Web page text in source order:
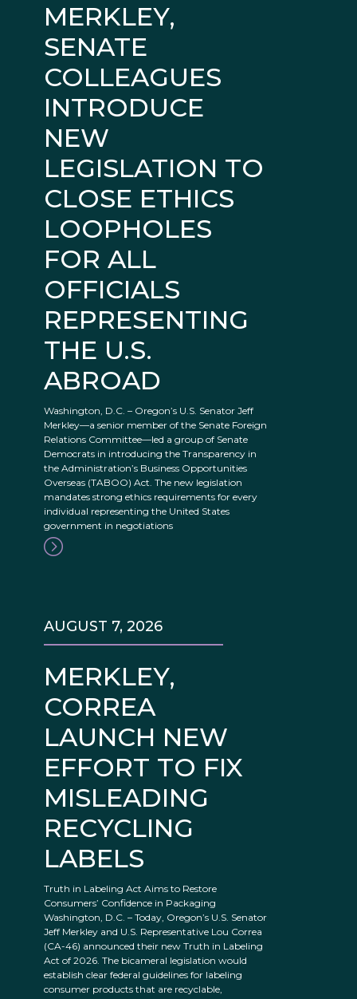
MERKLEY,
SENATE
COLLEAGUES
INTRODUCE
NEW
LEGISLATION TO
CLOSE ETHICS
LOOPHOLES
FOR ALL
OFFICIALS
REPRESENTING
THE U.S.
ABROAD
Washington, D.C. – Oregon’s U.S. Senator Jeff
Merkley—a senior member of the Senate Foreign
Relations Committee—led a group of Senate
Democrats in introducing the Transparency in
the Administration’s Business Opportunities
Overseas (TABOO) Act. The new legislation
mandates strong ethics requirements for every
individual representing the United States
government in negotiations
MERKLEY,
CORREA
LAUNCH NEW
EFFORT TO FIX
MISLEADING
RECYCLING
LABELS
AUGUST 7, 2026
Truth in Labeling Act Aims to Restore
Consumers’ Confidence in Packaging
Washington, D.C. – Today, Oregon’s U.S. Senator
Jeff Merkley and U.S. Representative Lou Correa
(CA-46) announced their new Truth in Labeling
Act of 2026. The bicameral legislation would
establish clear federal guidelines for labeling
consumer products that are recyclable,